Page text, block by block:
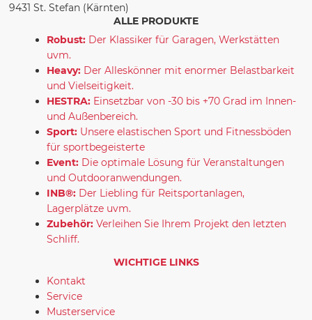
9431 St. Stefan (Kärnten)
ALLE PRODUKTE
Robust: Der Klassiker für Garagen, Werkstätten
uvm.
Heavy: Der Alleskönner mit enormer Belastbarkeit
und Vielseitigkeit.
HESTRA: Einsetzbar von -30 bis +70 Grad im Innen-
und Außenbereich.
Sport: Unsere elastischen Sport und Fitnessböden
für sportbegeisterte
Event: Die optimale Lösung für Veranstaltungen
und Outdooranwendungen.
INB®: Der Liebling für Reitsportanlagen,
Lagerplätze uvm.
Zubehör: Verleihen Sie Ihrem Projekt den letzten
Schliff.
WICHTIGE LINKS
Kontakt
Service
Musterservice